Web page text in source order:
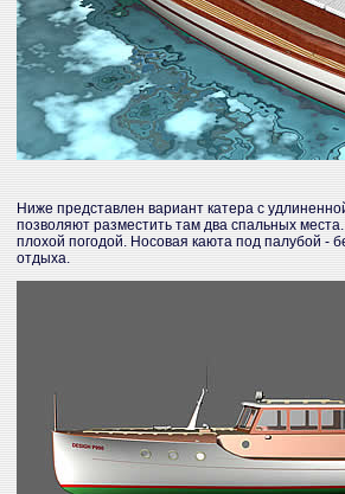
Ниже представлен вариант катера с
позволяют разместить там два спальных
плохой погодой. Носовая каюта под палубой -
отдыха.